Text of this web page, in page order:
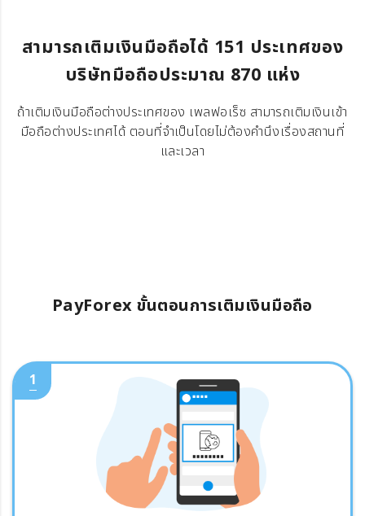
สามารถเติมเงินมือถือได้ 151 ประเทศของ
บริษัทมือถือประมาณ 870 แห่ง
ถ้าเติมเงินมือถือต่างประเทศของ เพลฟอเร็ซ สามารถเติมเงินเข้า
มือถือต่างประเทศได้ ตอนที่จำเป็นโดยไม่ต้องคำนึงเรื่องสถานที่
และเวลา
PayForex ขั้นตอนการเติมเงินมือถือ
1